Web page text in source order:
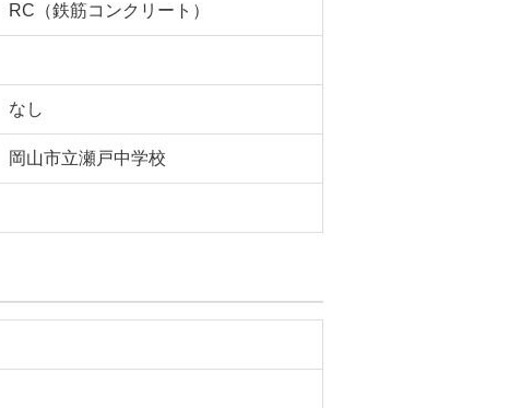
RC（鉄筋コンクリート）
なし
岡山市立瀬戸中学校